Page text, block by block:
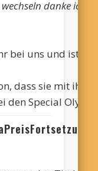
danke ich
bei uns und ist
dass sie mit
den Special
Fortsetzung